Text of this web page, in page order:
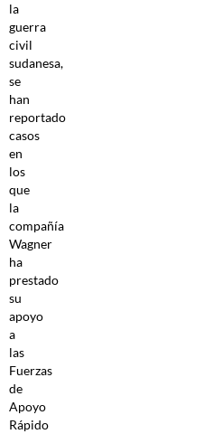
la
guerra
civil
sudanesa,
se
han
reportado
casos
en
los
que
la
compañía
Wagner
ha
prestado
su
apoyo
a
las
Fuerzas
de
Apoyo
Rápido